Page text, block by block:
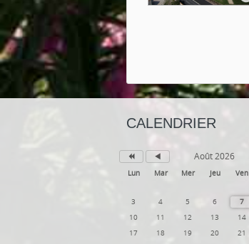
CALENDRIER
Août 2026
Lun Mar Mer Jeu Ven
3
4 5 6 7
10
11 12 13 14
17
18 19 20 21